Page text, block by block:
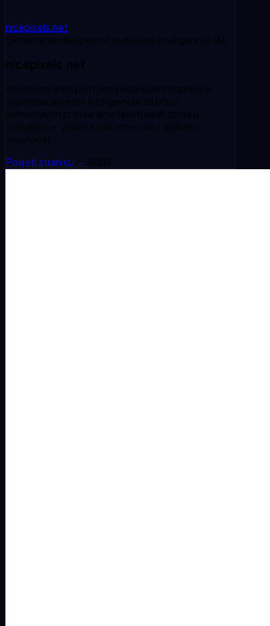
nicepixels.net
Generiranje slika pomoću umjetne inteligencije (AI)
nicepixels.net
Inovativna web platforma koja koristi napredne
algoritme umjetne inteligencije za brzo i
jednostavno pretvaranje tekstualnih opisa u
zadivljujuće, visoko kvalitetne slike i digitalnu
umjetnost.
Posjeti stranicu → WEB